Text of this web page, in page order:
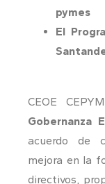
pymes
El
CEOE
Gobernanza
acuerdo de
mejora en la
directivos,